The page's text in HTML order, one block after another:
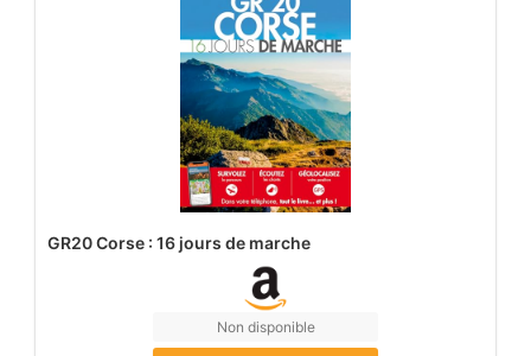
GR20 Corse : 16 jours de marche
Non disponible